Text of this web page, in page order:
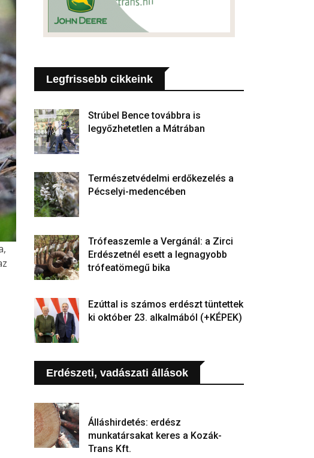
Legfrissebb cikkeink
Strúbel Bence továbbra is
legyőzhetetlen a Mátrában
Természetvédelmi erdőkezelés a
Pécselyi-medencében
Trófeaszemle a Vergánál: a Zirci
Erdészetnél esett a legnagyobb
trófeatömegű bika
Ezúttal is számos erdészt tüntettek
ki október 23. alkalmából (+KÉPEK)
Erdészeti, vadászati állások
Álláshirdetés: erdész
munkatársakat keres a Kozák-
Trans Kft.